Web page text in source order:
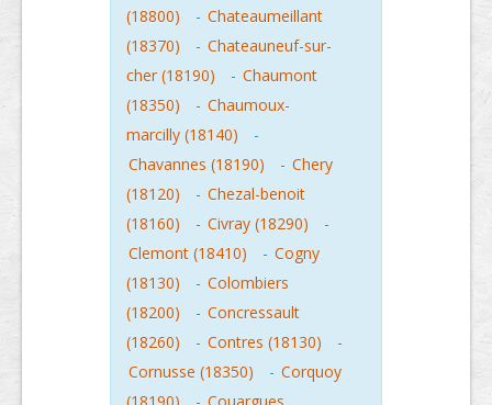
(18800) - Chateaumeillant
(18370)
- Chateauneuf-sur-
cher (18190)
- Chaumont
(18350)
- Chaumoux-
marcilly (18140)
-
Chavannes (18190)
- Chery
(18120)
- Chezal-benoit
(18160)
- Civray (18290)
-
Clemont (18410)
- Cogny
(18130)
- Colombiers
(18200)
- Concressault
(18260)
- Contres (18130)
-
Cornusse (18350)
- Corquoy